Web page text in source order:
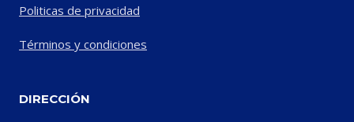
Politicas de privacidad
Términos y condiciones
DIRECCIÓN